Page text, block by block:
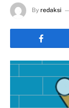
By redaksi